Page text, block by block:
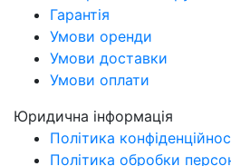
Гарантія
Умови оренди
Умови доставки
Умови оплати
Юридична інформація
Політика
Політика обробки